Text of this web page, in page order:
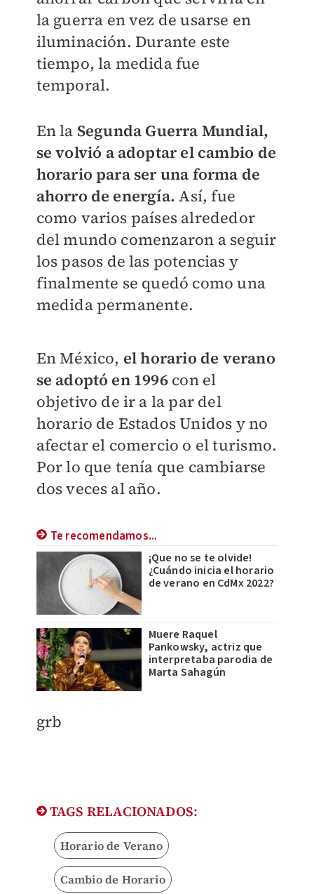
la guerra en vez de usarse en
iluminación. Durante este
tiempo, la medida fue
temporal.
En la Segunda Guerra Mundial,
se volvió a adoptar el cambio de
horario para ser una forma de
ahorro de energía. Así, fue
como varios países alrededor
del mundo comenzaron a seguir
los pasos de las potencias y
finalmente se quedó como una
medida permanente.
En México, el horario de verano
se adoptó en 1996con el
objetivo de ir a la par del
horario de Estados Unidos y no
afectar el comercio o el turismo.
Por lo que tenía que cambiarse
dos veces al año.​
Te recomendamos...
¡Que no se te olvide!
¿Cuándo inicia el horario
de verano en CdMx 2022?
Muere Raquel
Pankowsky, actriz que
interpretaba parodia de
Marta Sahagún
​grb
TAGS RELACIONADOS:
Horario de Verano
Cambio de Horario